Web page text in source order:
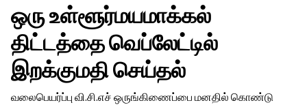
ஒரு உள்ளூர்மயமாக்கல்
திட்டத்தை வெப்லேட்டில்
இறக்குமதி செய்தல்
வலைபெயர்ப்பு வி.சி.எச் ஒருங்கிணைப்பை மனதில் கொண்டு